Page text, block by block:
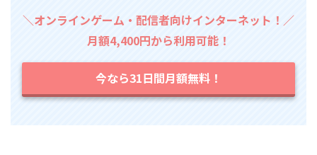
＼オンラインゲーム・配信者向けインターネット！／
月額4,400円から利用可能！
今なら31日間月額無料！